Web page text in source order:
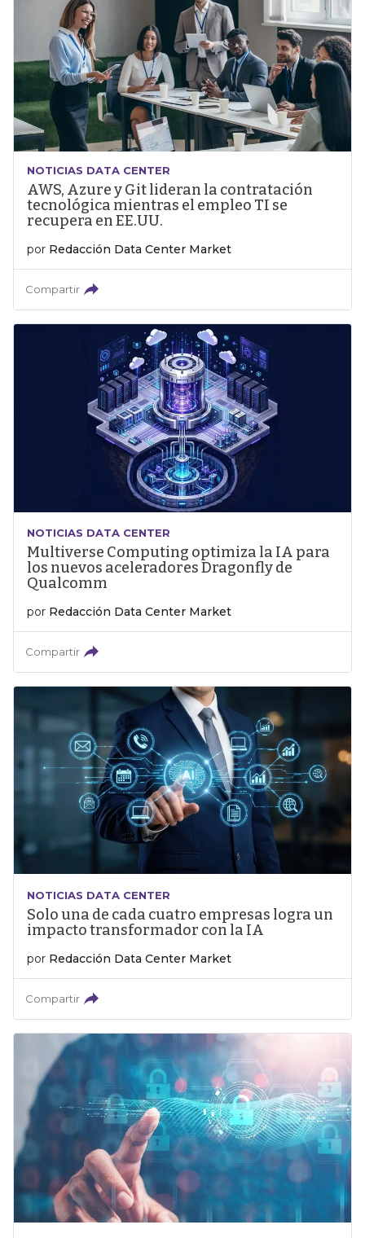
NOTICIAS DATA CENTER
AWS, Azure y Git lideran la contratación
tecnológica mientras el empleo TI se
recupera en EE.UU.
por Redacción Data Center Market
Compartir
NOTICIAS DATA CENTER
Multiverse Computing optimiza la IA para
los nuevos aceleradores Dragonfly de
Qualcomm
por Redacción Data Center Market
Compartir
NOTICIAS DATA CENTER
Solo una de cada cuatro empresas logra un
impacto transformador con la IA
por Redacción Data Center Market
Compartir